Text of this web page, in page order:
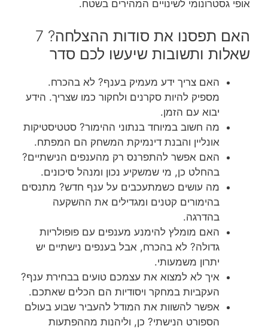
אופי גסטרונומי לשינויים המהירים בשטח.
האם תפסנו את סודות ההצלחה? 7
שאלות ותשובות שיעשו לכם סדר
האם צריך ידע מעמיק בענף? לא בהכרח.
מספיק להיות סקרנים ולחקור כמו שצריך. הידע
יבוא עם הזמן.
מה חשוב במיוחד בנתוני ההימור? סטטיסטיקות
אונליין והבנת דינמיקת המשחק הם המפתח.
האם אפשר להתפרנס רק מהענפים הנישתיים?
בהחלט כן, מי שמשקיע נכון ומנהל סיכונים.
מה עושים כשמתעכבים על ענף חדש? מתנסים
בהימורים קטנים ומגדילים את ההשקעה
בהדרגה.
האם מומלץ להימנע מענפים עם פופולריות
גדולה? לא בהכרח, אבל בענפים נישתיים יש
יתרון משמעותי.
איך לא למצוא את עצמכם טועים בבחירת ענף?
העקביות במחקר ויסודיות הם הכלים שאתכם.
אפשר להשוות את המודל להעביר שבוע בעולם
הספורט הנישתי? כן, וליהנות מההפתעות